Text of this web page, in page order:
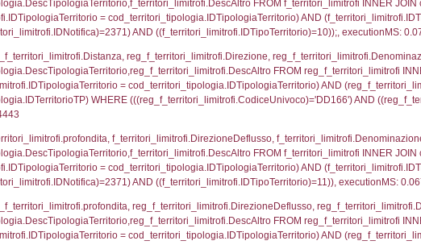
sql: SELECT f_territori_limitrofi.Distanza,
(f_territori_limitrofi.IDTipologiaTerritorio =
WHERE (((f_territori_limitrofi.IDNotifica)=2371) AND
sql: SELECT reg_f_territori_limitrofi.Distanza,
(reg_f_territori_limitrofi.IDTipologiaTerritorio =
0.020037889480591